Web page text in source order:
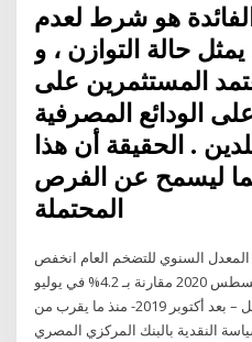
هو شرط لعدم
حالة التوازن ، و
المستثمرين على
الودائع المصرفية
. الحقيقة أن هذا
ليسمح عن الفرص
المحتملة
السنوي للتضخم العام انخفص
في الحضر ليسجل 3.4% في أغسطس 2020 مقارنة بـ 4.2% في يوليو
2020، وهو ثاني أدنى معدل مسجل – بعد أكتوبر 2019- منذ ما يقرب من
النقدية بالبنك المركزي المصري